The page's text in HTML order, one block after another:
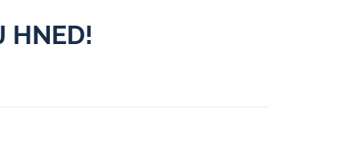
HNED!